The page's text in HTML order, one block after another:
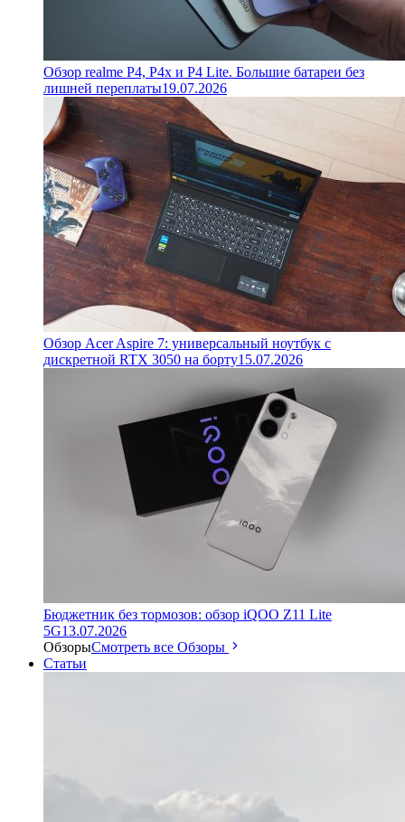
Обзор realme P4, P4x и P4 Lite. Большие батареи без
лишней переплаты19.07.2026
Обзор Acer Aspire 7: универсальный ноутбук с
дискретной RTX 3050 на борту15.07.2026
Бюджетник без тормозов: обзор iQOO Z11 Lite
5G13.07.2026
ОбзорыСмотреть все Обзоры
Статьи